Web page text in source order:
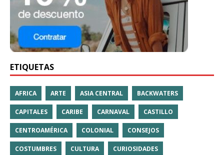
ETIQUETAS
AFRICA ARTE ASIA CENTRAL BACKWATERS
CAPITALES CARIBE CARNAVAL CASTILLO
CENTROAMÉRICA COLONIAL CONSEJOS
COSTUMBRES CULTURA CURIOSIDADES